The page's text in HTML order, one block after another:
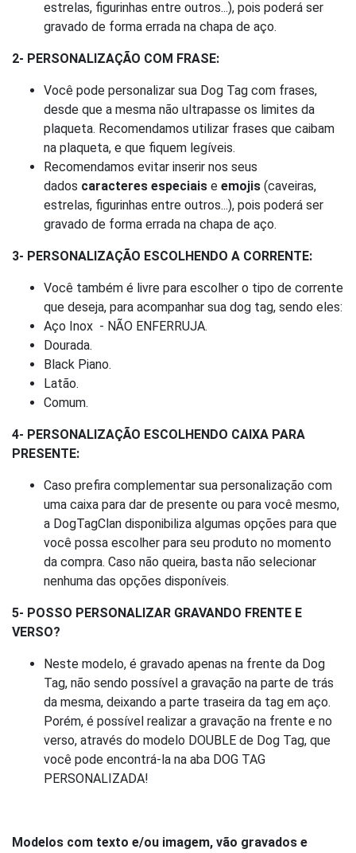
estrelas, figurinhas entre outros...), pois poderá ser
gravado de forma errada na chapa de aço.
2- PERSONALIZAÇÃO COM FRASE:
Você pode personalizar sua Dog Tag com frases,
desde que a mesma não ultrapasse os limites da
plaqueta. Recomendamos utilizar frases que caibam
na plaqueta, e que fiquem legíveis.
Recomendamos evitar inserir nos seus
dados caracteres especiais e emojis (caveiras,
estrelas, figurinhas entre outros...), pois poderá ser
gravado de forma errada na chapa de aço.
3- PERSONALIZAÇÃO ESCOLHENDO A CORRENTE:
Você também é livre para escolher o tipo de corrente
que deseja, para acompanhar sua dog tag, sendo eles:
Aço Inox - NÃO ENFERRUJA.
Dourada.
Black Piano.
Latão.
Comum.
4- PERSONALIZAÇÃO ESCOLHENDO CAIXA PARA
PRESENTE:
Caso prefira complementar sua personalização com
uma caixa para dar de presente ou para você mesmo,
a DogTagClan disponibiliza algumas opções para que
você possa escolher para seu produto no momento
da compra. Caso não queira, basta não selecionar
nenhuma das opções disponíveis.
5- POSSO PERSONALIZAR GRAVANDO FRENTE E
VERSO?
Neste modelo, é gravado apenas na frente da Dog
Tag, não sendo possível a gravação na parte de trás
da mesma, deixando a parte traseira da tag em aço.
Porém, é possível realizar a gravação na frente e no
verso, através do modelo DOUBLE de Dog Tag, que
você pode encontrá-la na aba DOG TAG
PERSONALIZADA!
Modelos com texto e/ou imagem, vão gravados e